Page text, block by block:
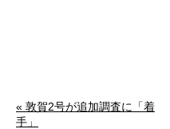
« 敦賀2号が追加調査に「着
手」